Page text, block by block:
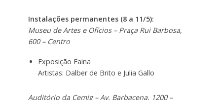
Instalações permanentes (8 a 11/5):
Museu de Artes e Ofícios – Praça Rui Barbosa,
600 – Centro
Exposição Faina
Artistas: Dalber de Brito e Julia Gallo
Auditório da Cemig – Av. Barbacena, 1200 –